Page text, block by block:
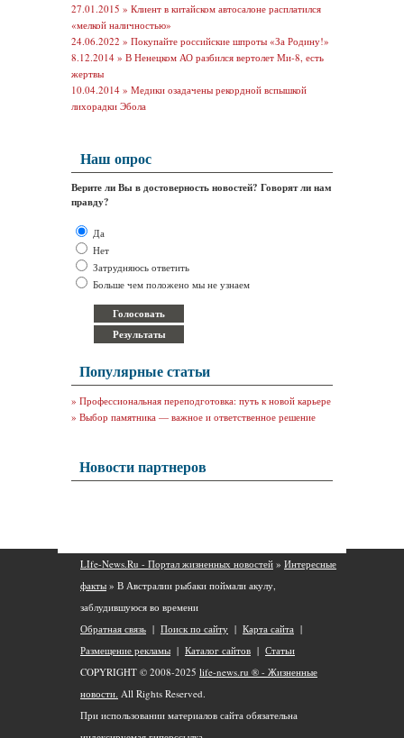
27.01.2015 » Клиент в китайском автосалоне расплатился
«мелкой наличностью»
24.06.2022 » Покупайте российские шпроты «За Родину!»
8.12.2014 » В Ненецком АО разбился вертолет Ми-8, есть
жертвы
10.04.2014 » Медики озадачены рекордной вспышкой
лихорадки Эбола
Наш опрос
Верите ли Вы в достоверность новостей? Говорят ли нам
правду?
Да
Нет
Затрудняюсь ответить
Больше чем положено мы не узнаем
Популярные статьи
» Профессиональная переподготовка: путь к новой карьере
» Выбор памятника — важное и ответственное решение
Новости партнеров
LIfe-News.Ru - Портал жизненных новостей » Интересные
факты » В Австралии рыбаки поймали акулу,
заблудившуюся во времени
Обратная связь | Поиск по сайту | Карта сайта |
Размещение рекламы | Каталог сайтов | Статьи
COPYRIGHT © 2008-2025 life-news.ru ® - Жизненные
новости. All Rights Reserved.
При использовании материалов сайта обязательна